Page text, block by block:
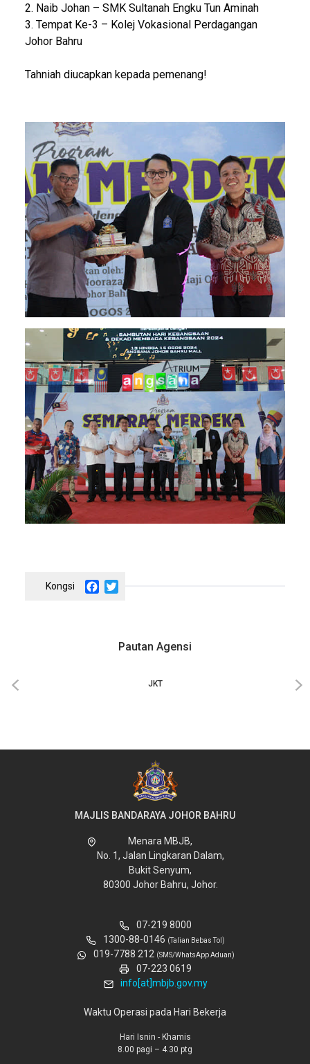
2. Naib Johan – SMK Sultanah Engku Tun Aminah
3. Tempat Ke-3 – Kolej Vokasional Perdagangan
Johor Bahru
Tahniah diucapkan kepada pemenang!
Facebook
Pautan Agensi
‹ ›
MAJLIS BANDARAYA JOHOR BAHRU
Menara MBJB,
No. 1, Jalan Lingkaran Dalam,
Bukit Senyum,
80300 Johor Bahru, Johor.
07-219 8000
1300-88-0146 (Talian Bebas Tol)
019-7788 212 (SMS/WhatsApp Aduan)
07-223 0619
info[at]mbjb.gov.my
Waktu Operasi pada Hari Bekerja
Hari Isnin - Khamis
8.00 pagi – 4.30 ptg